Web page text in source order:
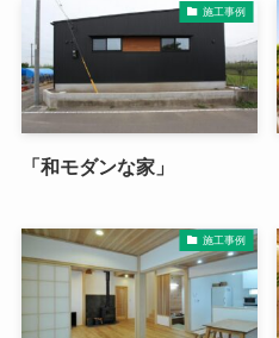
施工事例
「和モダンな家」
施工事例